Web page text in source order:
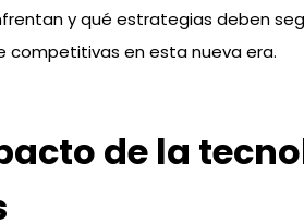
y qué estrategias deben
competitivas en esta nueva era.
de la